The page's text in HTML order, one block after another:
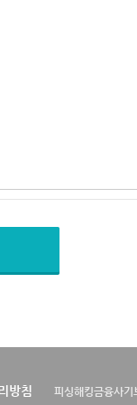
방침 피싱해킹금융사기